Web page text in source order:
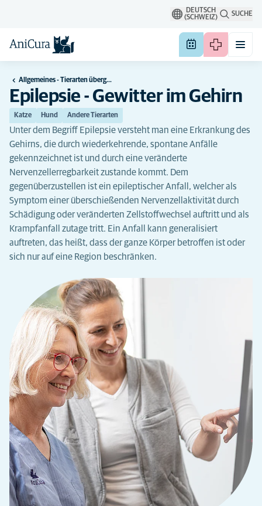
DEUTSCH
(SCHWEIZ)
SUCHE
Allgemeines - Tierarten übergreifend
Epilepsie - Gewitter im Gehirn
Katze Hund Andere Tierarten
Unter dem Begriff Epilepsie versteht man eine Erkrankung des
Gehirns, die durch wiederkehrende, spontane Anfälle
gekennzeichnet ist und durch eine veränderte
Nervenzellerregbarkeit zustande kommt. Dem
gegenüberzustellen ist ein epileptischer Anfall, welcher als
Symptom einer überschießenden Nervenzellaktivität durch
Schädigung oder veränderten Zellstoffwechsel auftritt und als
Krampfanfall zutage tritt. Ein Anfall kann generalisiert
auftreten, das heißt, dass der ganze Körper betroffen ist oder
sich nur auf eine Region beschränken.